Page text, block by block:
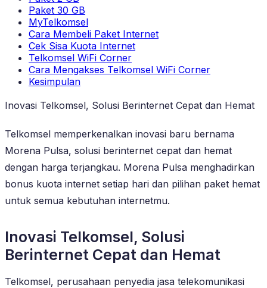
Paket 30 GB
MyTelkomsel
Cara Membeli Paket Internet
Cek Sisa Kuota Internet
Telkomsel WiFi Corner
Cara Mengakses Telkomsel WiFi Corner
Kesimpulan
Inovasi Telkomsel, Solusi Berinternet Cepat dan Hemat
Telkomsel memperkenalkan inovasi baru bernama
Morena Pulsa, solusi berinternet cepat dan hemat
dengan harga terjangkau. Morena Pulsa menghadirkan
bonus kuota internet setiap hari dan pilihan paket hemat
untuk semua kebutuhan internetmu.
Inovasi Telkomsel, Solusi
Berinternet Cepat dan Hemat
Telkomsel, perusahaan penyedia jasa telekomunikasi